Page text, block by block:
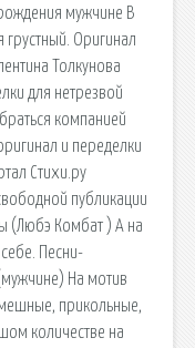
мужчине В
грустный. Оригинал
Толкунова
для нетрезвой
компанией
и переделки
Стихи.ру
публикации
(Любэ Комбат ) А на
Песни-
На мотив
прикольные,
количестве на